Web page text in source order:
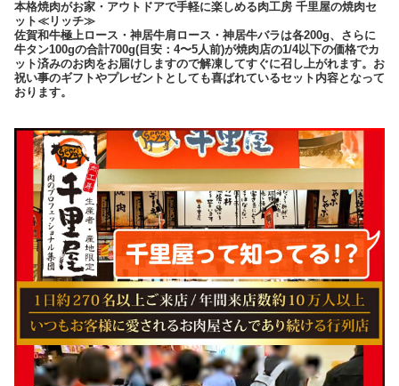
本格焼肉がお家・アウトドアで手軽に楽しめる肉工房 千里屋の焼肉セ
ット≪リッチ≫
佐賀和牛極上ロース・神居牛肩ロース・神居牛バラは各200g、さらに
牛タン100gの合計700g(目安：4〜5人前)が焼肉店の1/4以下の価格でカ
ット済みのお肉をお届けしますので解凍してすぐに召し上がれます。お
祝い事のギフトやプレゼントとしても喜ばれているセット内容となって
おります。